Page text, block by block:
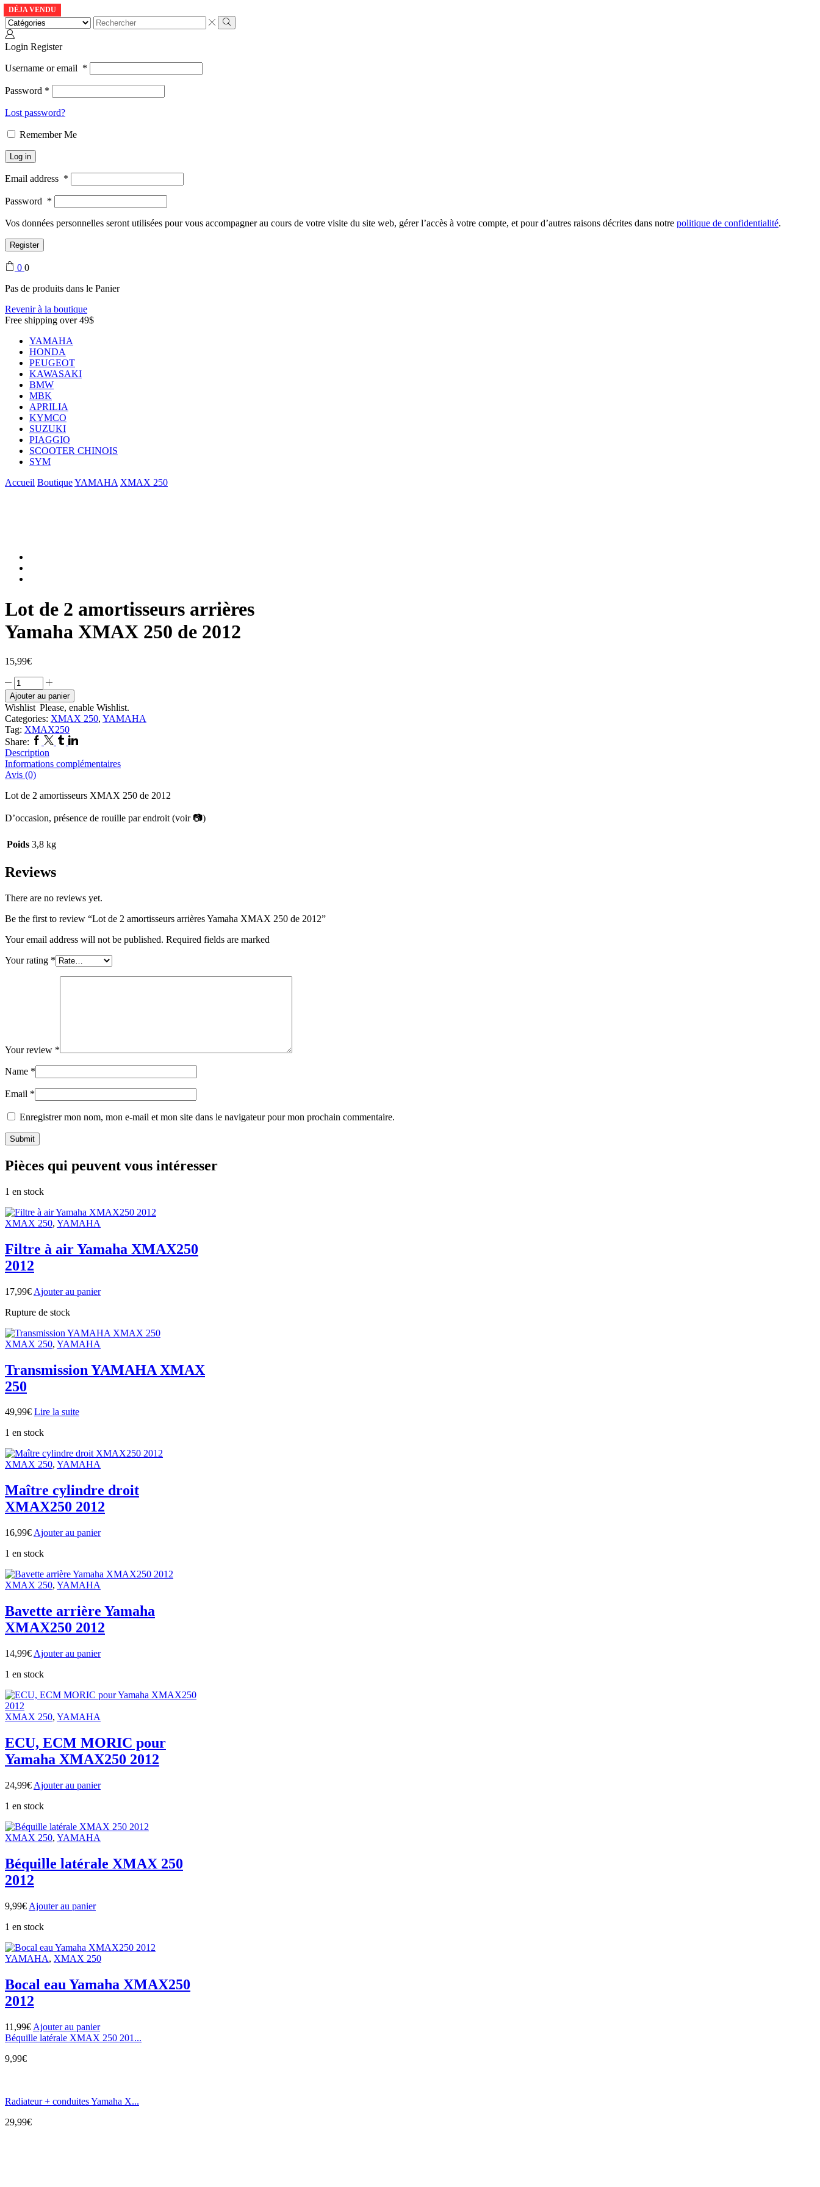
Login Register
Username or email *
Password *
Lost password?
Remember Me
Log in
Email address *
Password *
Vos données personnelles seront utilisées pour vous accompagner au cours de votre visite du site web, gérer l’accès à votre compte, et pour d’autres raisons décrites dans notre politique de confidentialité.
Register
0 0
Pas de produits dans le Panier
Revenir à la boutique
Free shipping over 49$
YAMAHA
HONDA
PEUGEOT
KAWASAKI
BMW
MBK
APRILIA
KYMCO
SUZUKI
PIAGGIO
SCOOTER CHINOIS
SYM
Accueil BoutiqueYAMAHA XMAX 250
Lot de 2 amortisseurs arrières
Yamaha XMAX 250 de 2012
15,99€
Ajouter au panier
Wishlist Please, enable Wishlist.
Categories: XMAX 250, YAMAHA
Tag: XMAX250
Share:
Description
Informations complémentaires
Avis (0)
Lot de 2 amortisseurs XMAX 250 de 2012
D’occasion, présence de rouille par endroit (voir 📷)
Poids 3,8 kg
Reviews
There are no reviews yet.
Be the first to review “Lot de 2 amortisseurs arrières Yamaha XMAX 250 de 2012”
Your email address will not be published. Required fields are marked
Your rating *
Your review *
Name *
Email *
Enregistrer mon nom, mon e-mail et mon site dans le navigateur pour mon prochain commentaire.
Pièces qui peuvent vous intéresser
1 en stock
XMAX 250, YAMAHA
Filtre à air Yamaha XMAX250
2012
17,99€ Ajouter au panier
Rupture de stock
DÉJA VENDU
XMAX 250, YAMAHA
Transmission YAMAHA XMAX
250
49,99€ Lire la suite
1 en stock
XMAX 250, YAMAHA
Maître cylindre droit
XMAX250 2012
16,99€ Ajouter au panier
1 en stock
XMAX 250, YAMAHA
Bavette arrière Yamaha
XMAX250 2012
14,99€ Ajouter au panier
1 en stock
XMAX 250, YAMAHA
ECU, ECM MORIC pour
Yamaha XMAX250 2012
24,99€ Ajouter au panier
1 en stock
XMAX 250, YAMAHA
Béquille latérale XMAX 250
2012
9,99€ Ajouter au panier
1 en stock
YAMAHA, XMAX 250
Bocal eau Yamaha XMAX250
2012
11,99€ Ajouter au panier
Béquille latérale XMAX 250 201...
9,99€
Radiateur + conduites Yamaha X...
29,99€